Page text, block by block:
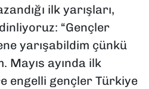
ilk yarışları,
“Gençler
yarışabildim çünkü
Mayıs ayında ilk
engelli gençler Türkiye